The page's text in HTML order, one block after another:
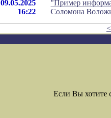
09.05.2025
16:22
"Пример
Соломона
Если Вы хотите